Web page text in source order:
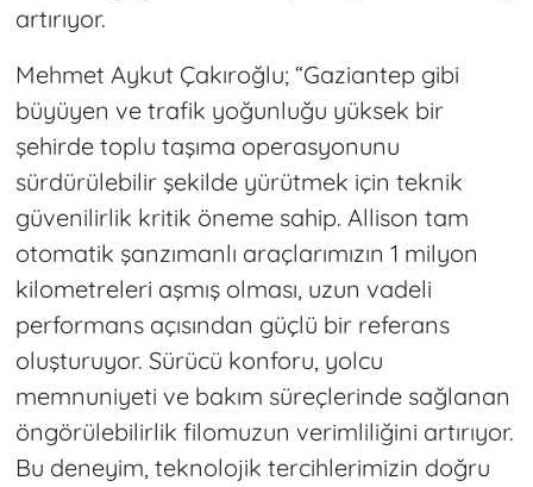
artırıyor.
Mehmet Aykut Çakıroğlu; “Gaziantep gibi
büyüyen ve trafik yoğunluğu yüksek bir
şehirde toplu taşıma operasyonunu
sürdürülebilir şekilde yürütmek için teknik
güvenilirlik kritik öneme sahip. Allison tam
otomatik şanzımanlı araçlarımızın 1 milyon
kilometreleri aşmış olması, uzun vadeli
performans açısından güçlü bir referans
oluşturuyor. Sürücü konforu, yolcu
memnuniyeti ve bakım süreçlerinde sağlanan
öngörülebilirlik filomuzun verimliliğini artırıyor.
Bu deneyim, teknolojik tercihlerimizin doğru